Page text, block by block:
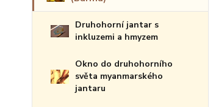
Druhohorní jantar s
inkluzemi a hmyzem
Okno do druhohorního
světa myanmarského
jantaru